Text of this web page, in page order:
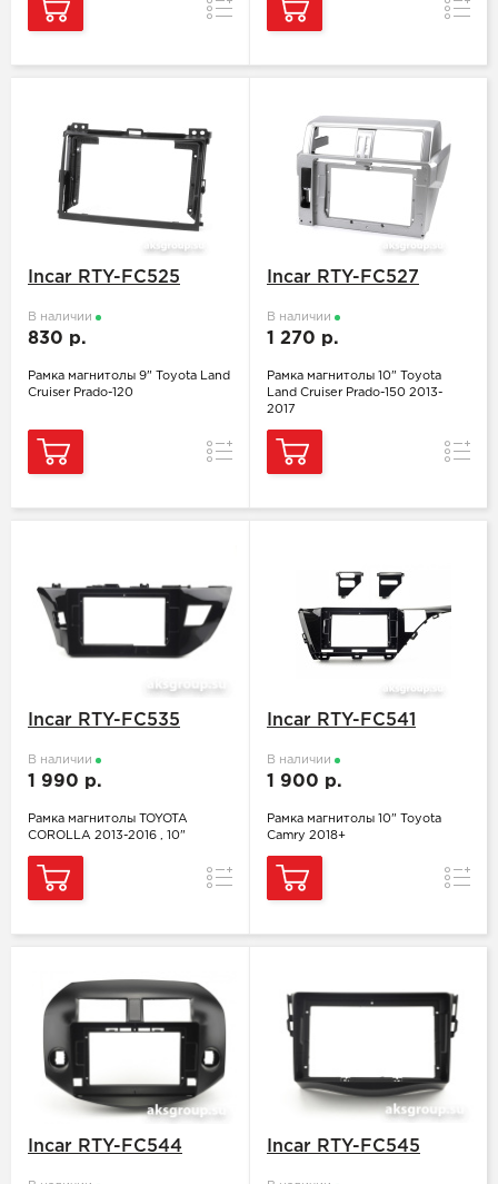
Сравнение
Incar RTY-FC525
В наличии
830 р.
Рамка магнитолы 9" Toyota Land
Cruiser Prado-120
Сравнение
Incar RTY-FC527
В наличии
1 270 р.
Рамка магнитолы 10" Toyota
Land Cruiser Prado-150 2013-
2017
Incar RTY-FC535
В наличии
1 990 р.
Рамка магнитолы TOYOTA
COROLLA 2013-2016 , 10"
Сравнение
Incar RTY-FC541
В наличии
1 900 р.
Рамка магнитолы 10" Toyota
Camry 2018+
Incar RTY-FC544 Incar RTY-FC545